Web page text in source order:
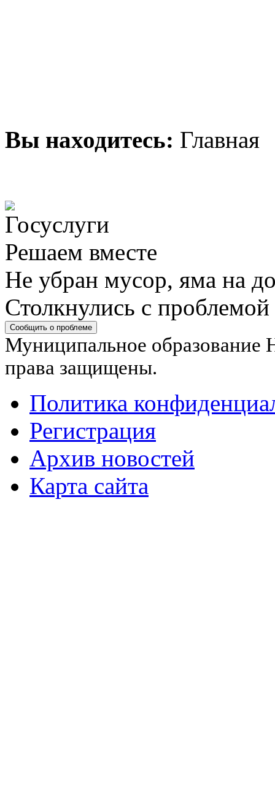
Вы находитесь: Главная
Решаем вместе
Не убран мусор, яма на
Столкнулись с
Сообщить о проблеме
Муниципальное образование
права защищены.
Политика
Регистрация
Архив новостей
Карта сайта